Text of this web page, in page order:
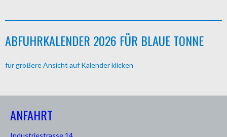
ABFUHRKALENDER 2026 FÜR BLAUE TONNE
für größere Ansicht auf Kalender klicken
ANFAHRT
Industriestrasse 14